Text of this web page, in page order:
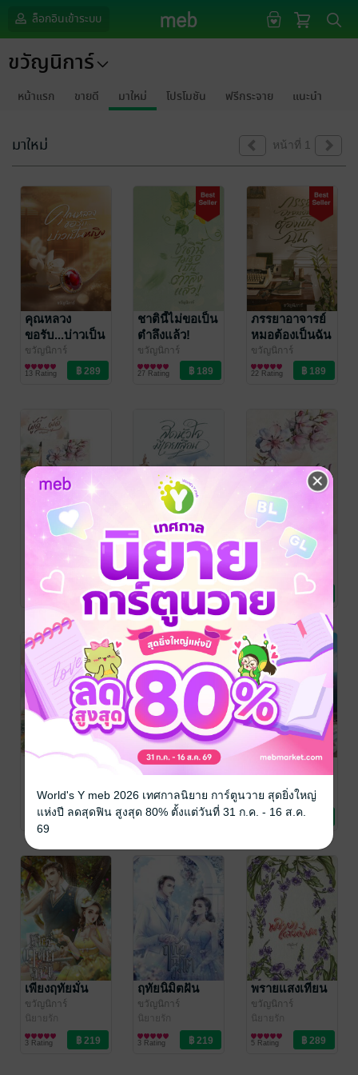
ล็อกอินเข้าระบบ
ขวัญนิการ์
หน้าแรก ขายดี มาใหม่ โปรโมชัน ฟรีกระจาย แนะนำ
มาใหม่ หน้าที่ 1
คุณหลวง
ขอรับ...บ่าวเป็น
หญิง
ขวัญนิการ์
นิยายรัก
13 Rating
ชาตินี้ไม่ขอเป็น
ตำลึงแล้ว!
ขวัญนิการ์
นิยายรัก
27 Rating
ภรรยาอาจารย์
หมอต้องเป็นฉัน
ขวัญนิการ์
นิยายรัก
22 Rating
SET เหม
สุวรรณกนก
ขวัญนิการ์
นิยายรัก
3 Rating
สุดหัวใจมิเคย
เลือน
ขวัญนิการ์
นิยายรัก
52 Rating
คุณชายเปรมป
ขวัญนิการ์
นิยายรัก
17 Rating
นิยายรัก
หากนางร้ายจะ
ขวัญนิการ์
นิยายรัก
ขวัญนิการ์
นิยายรัก
เพียงฤทัยมั่น
ขวัญนิการ์
นิยายรัก
3 Rating
ฤทัยนิมิตฝัน
ขวัญนิการ์
นิยายรัก
3 Rating
พรายแสงเทียน
ขวัญนิการ์
นิยายรัก
5 Rating
World's Y meb 2026 เทศกาลนิยาย การ์ตูนวาย สุดยิ่งใหญ่
แห่งปี ลดสุดฟิน สูงสุด 80% ตั้งแต่วันที่ 31 ก.ค. - 16 ส.ค.
69